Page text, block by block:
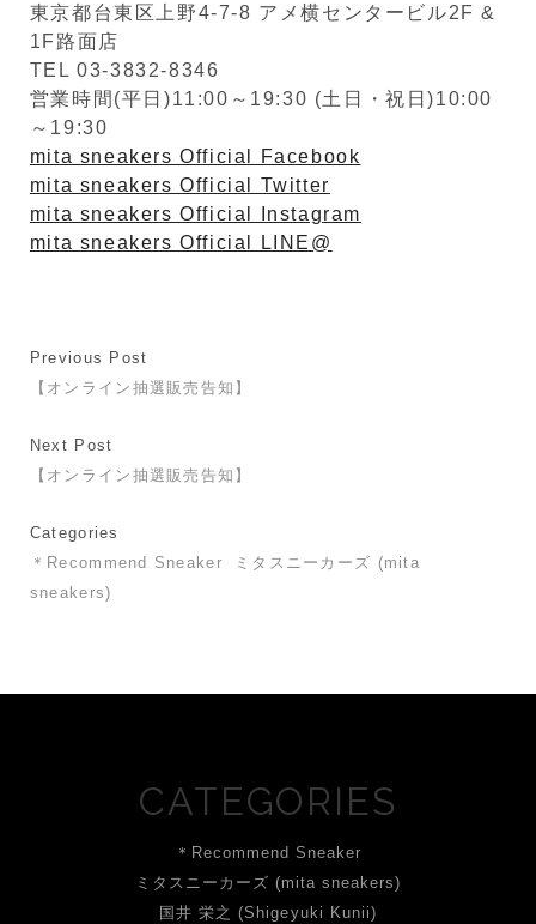
東京都台東区上野4-7-8 アメ横センタービル2F &
1F路面店
TEL 03-3832-8346
営業時間(平日)11:00～19:30 (土日・祝日)10:00
～19:30
mita sneakers Official Facebook
mita sneakers Official Twitter
mita sneakers Official Instagram
mita sneakers Official LINE@
Previous Post
【オンライン抽選販売告知】
Next Post
【オンライン抽選販売告知】
Categories
＊Recommend Sneaker
ミタスニーカーズ (mita
sneakers)
CATEGORIES
＊Recommend Sneaker
ミタスニーカーズ (mita sneakers)
国井 栄之 (Shigeyuki Kunii)